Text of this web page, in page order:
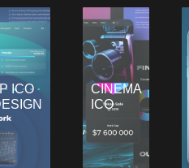
ICO
CINEMA
ICO